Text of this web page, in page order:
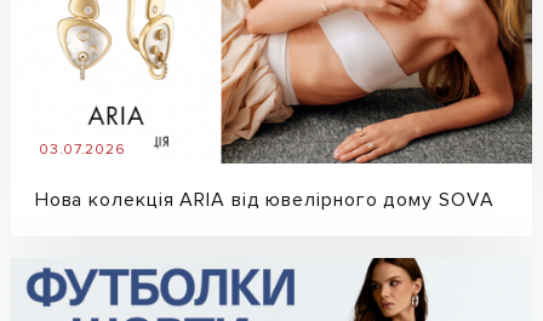
03.07.2026
Нова колекція ARIA від ювелірного дому SOVA